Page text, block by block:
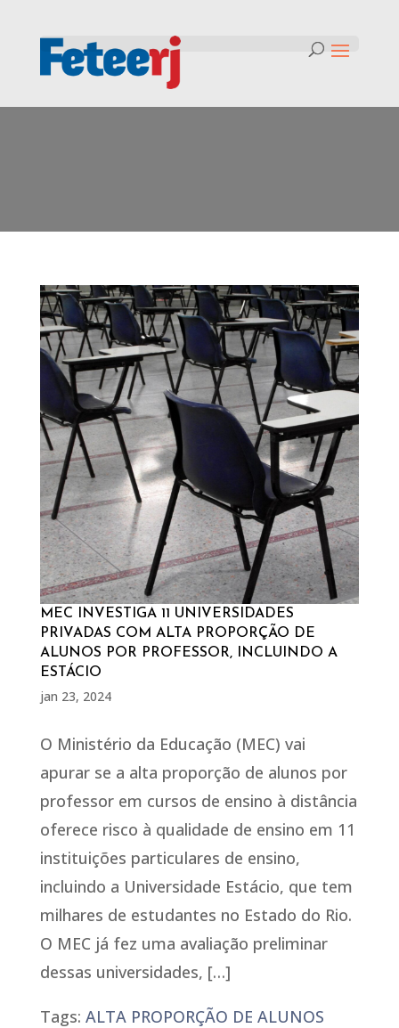
MEC INVESTIGA 11 UNIVERSIDADES
PRIVADAS COM ALTA PROPORÇÃO DE
ALUNOS POR PROFESSOR, INCLUINDO A
ESTÁCIO
jan 23, 2024
O Ministério da Educação (MEC) vai
apurar se a alta proporção de alunos por
professor em cursos de ensino à distância
oferece risco à qualidade de ensino em 11
instituições particulares de ensino,
incluindo a Universidade Estácio, que tem
milhares de estudantes no Estado do Rio.
O MEC já fez uma avaliação preliminar
dessas universidades, […]
Tags: ALTA PROPORÇÃO DE ALUNOS